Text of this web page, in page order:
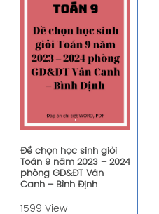
Đề chọn học sinh giỏi
Toán 9 năm 2023 – 2024
phòng GD&ĐT Vân
Canh – Bình Định
1599 View